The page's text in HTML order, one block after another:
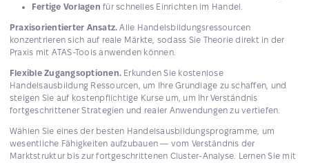
Fertige Vorlagen für schnelles Einrichten im Handel.
Praxisorientierter Ansatz. Alle Handelsbildungsressourcen
konzentrieren sich auf reale Märkte, sodass Sie Theorie direkt in der
Praxis mit ATAS-Tools anwenden können.
Flexible Zugangsoptionen. Erkunden Sie kostenlose
Handelsausbildung Ressourcen, um Ihre Grundlage zu schaffen, und
steigen Sie auf kostenpflichtige Kurse um, um Ihr Verständnis
fortgeschrittener Strategien und realer Anwendungen zu vertiefen.
Wählen Sie eines der besten Handelsausbildungsprogramme, um
wesentliche Fähigkeiten aufzubauen — vom Verständnis der
Marktstruktur bis zur fortgeschrittenen Cluster-Analyse. Lernen Sie mit